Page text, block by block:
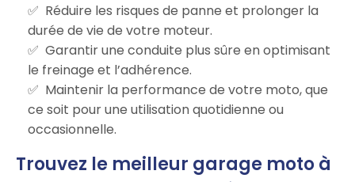
Réduire les risques de panne et prolonger la
durée de vie de votre moteur.
Garantir une conduite plus sûre en optimisant
le freinage et l’adhérence.
Maintenir la performance de votre moto, que
ce soit pour une utilisation quotidienne ou
occasionnelle.
Trouvez le meilleur garage moto à